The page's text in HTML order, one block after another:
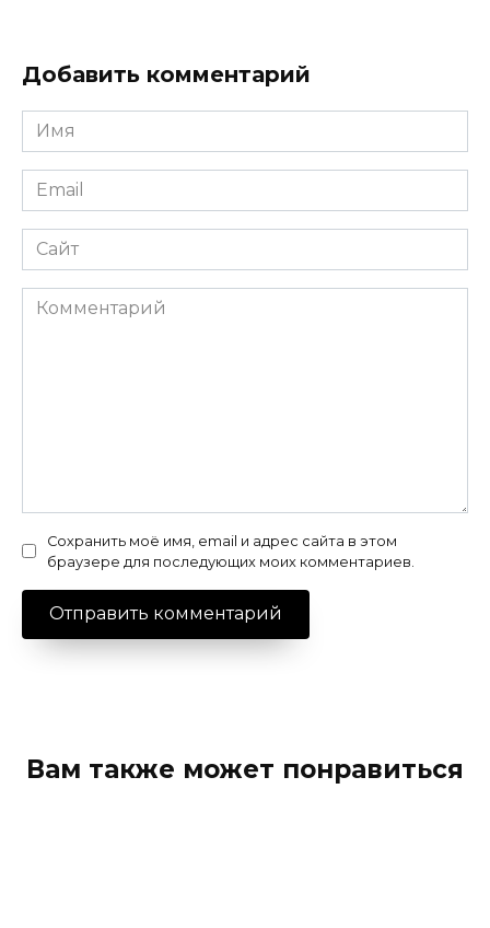
Добавить комментарий
Имя
*
Email
*
Сайт
Комментарий
Сохранить моё имя, email и адрес сайта в этом
браузере для последующих моих комментариев.
Вам также может понравиться